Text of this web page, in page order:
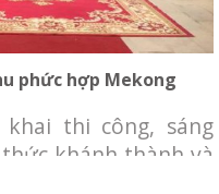
phức hợp Mekong
thi công, sáng
khánh thành và